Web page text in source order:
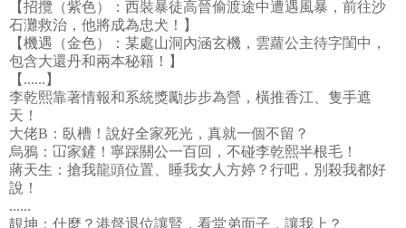
【招攬（紫色）：西裝暴徒高晉偷渡途中遭遇風暴，前往沙
石灘救治，他將成為忠犬！】
【機遇（金色）：某處山洞內涵玄機，雲蘿公主待字閨中，
包含大還丹和兩本秘籍！】
【......】
李乾熙靠著情報和系統獎勵步步為營，橫推香江、隻手遮
天！
大佬B：臥槽！說好全家死光，真就一個不留？
烏鴉：冚家鏟！寧踩關公一百回，不碰李乾熙半根毛！
蔣天生：搶我龍頭位置、睡我女人方婷？行吧，別殺我都好
說！
......
靚坤：什麼？港督退位讓賢，看堂弟面子，讓我上？